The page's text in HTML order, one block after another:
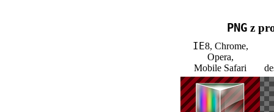
PNG z
IE8, Chrome,
Opera,
Mobile Safari